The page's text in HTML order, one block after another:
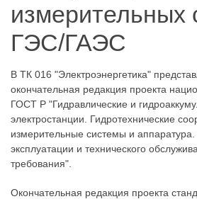
измерительных
ГЭС/ГАЭС
В ТК 016 "Электроэнергетика"
окончательная редакция проекта
ГОСТ Р "Гидравлические и
электростанции. Гидротехнические
измерительные системы и
эксплуатации и технического
требования".
Окончательная редакция проекта